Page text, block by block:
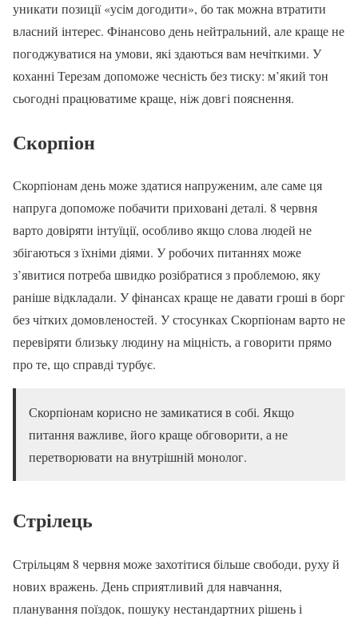
уникати позиції «усім догодити», бо так можна втратити
власний інтерес. Фінансово день нейтральний, але краще не
погоджуватися на умови, які здаються вам нечіткими. У
коханні Терезам допоможе чесність без тиску: м’який тон
сьогодні працюватиме краще, ніж довгі пояснення.
Скорпіон
Скорпіонам день може здатися напруженим, але саме ця
напруга допоможе побачити приховані деталі. 8 червня
варто довіряти інтуїції, особливо якщо слова людей не
збігаються з їхніми діями. У робочих питаннях може
з’явитися потреба швидко розібратися з проблемою, яку
раніше відкладали. У фінансах краще не давати гроші в борг
без чітких домовленостей. У стосунках Скорпіонам варто не
перевіряти близьку людину на міцність, а говорити прямо
про те, що справді турбує.
Скорпіонам корисно не замикатися в собі. Якщо
питання важливе, його краще обговорити, а не
перетворювати на внутрішній монолог.
Стрілець
Стрільцям 8 червня може захотітися більше свободи, руху й
нових вражень. День сприятливий для навчання,
планування поїздок, пошуку нестандартних рішень і